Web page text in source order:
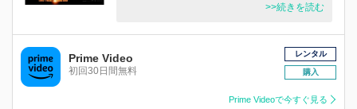
>>続きを読む
Prime Video
初回30日間無料
レンタル
購入
Prime Videoで今すぐ見る